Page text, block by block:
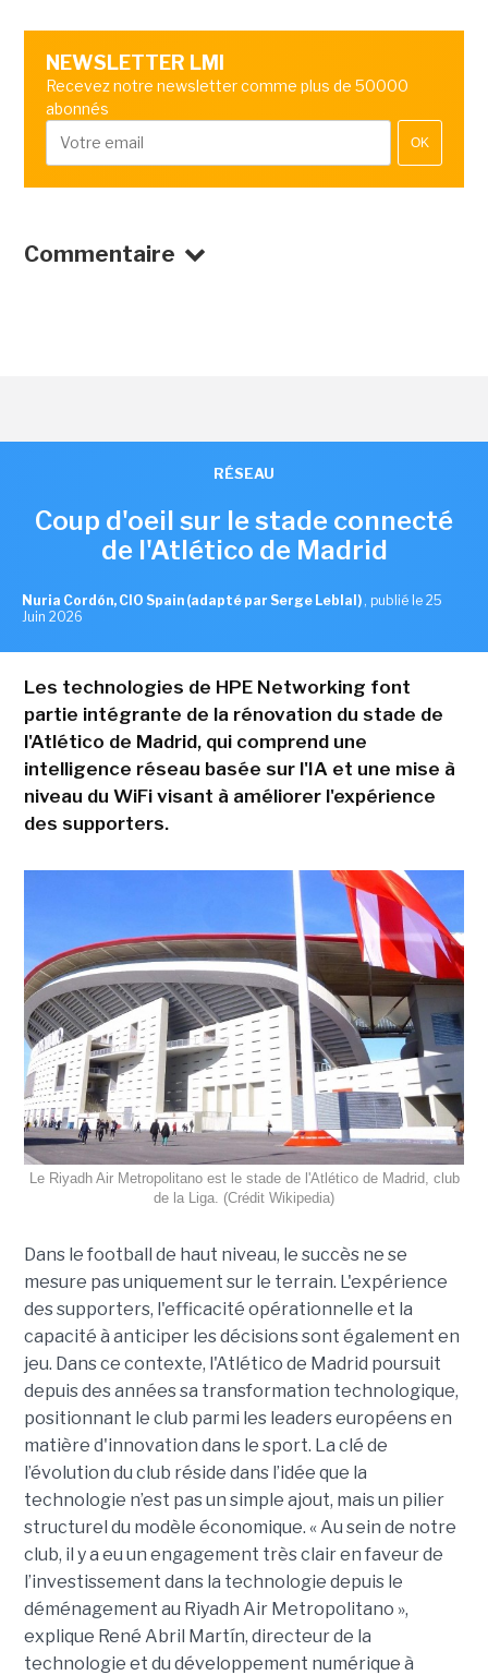
NEWSLETTER LMI
Recevez notre newsletter comme plus de 50000
abonnés
OK
Commentaire
RÉSEAU
Coup d'oeil sur le stade connecté
de l'Atlético de Madrid
Nuria Cordón, CIO Spain (adapté par Serge Leblal) , publié le 25
Juin 2026
Les technologies de HPE Networking font
partie intégrante de la rénovation du stade de
l'Atlético de Madrid, qui comprend une
intelligence réseau basée sur l'IA et une mise à
niveau du WiFi visant à améliorer l'expérience
des supporters.
Le Riyadh Air Metropolitano est le stade de l'Atlético de Madrid, club
de la Liga. (Crédit Wikipedia)
Dans le football de haut niveau, le succès ne se
mesure pas uniquement sur le terrain. L'expérience
des supporters, l'efficacité opérationnelle et la
capacité à anticiper les décisions sont également en
jeu. Dans ce contexte, l'Atlético de Madrid poursuit
depuis des années sa transformation technologique,
positionnant le club parmi les leaders européens en
matière d'innovation dans le sport. La clé de
l’évolution du club réside dans l’idée que la
technologie n’est pas un simple ajout, mais un pilier
structurel du modèle économique. « Au sein de notre
club, il y a eu un engagement très clair en faveur de
l’investissement dans la technologie depuis le
déménagement au Riyadh Air Metropolitano »,
explique René Abril Martín, directeur de la
technologie et du développement numérique à